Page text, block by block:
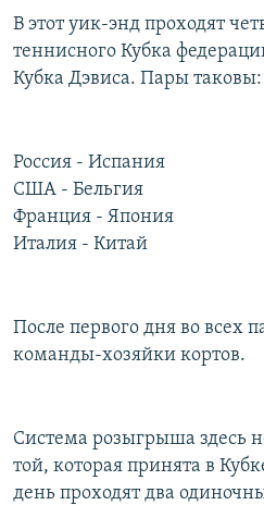
Вернутся
поиску
КАВКАЗ.РЕАЛИИ
СЕВЕР.РЕАЛИИ
ПОДПИШИТЕСЬ НА
СОЦИАЛЬНЫЕ СЕТИ
В этот уик-энд проходят
теннисного Кубка
Кубка Дэвиса. Пары таковы:
Россия - Испания
США - Бельгия
Франция - Япония
Италия - Китай
После первого дня во всех
команды-хозяйки кортов.
Система розыгрыша здесь
той, которая принята в
день проходят два